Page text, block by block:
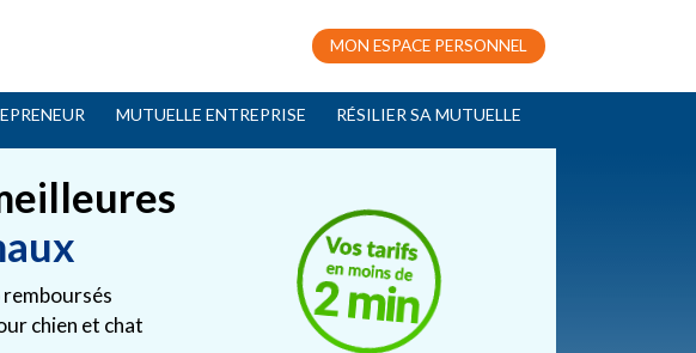
MON ESPACE PERSONNEL
MUTUELLE ENTREPRISE RÉSILIER SA MUTUELLE
chien et chat